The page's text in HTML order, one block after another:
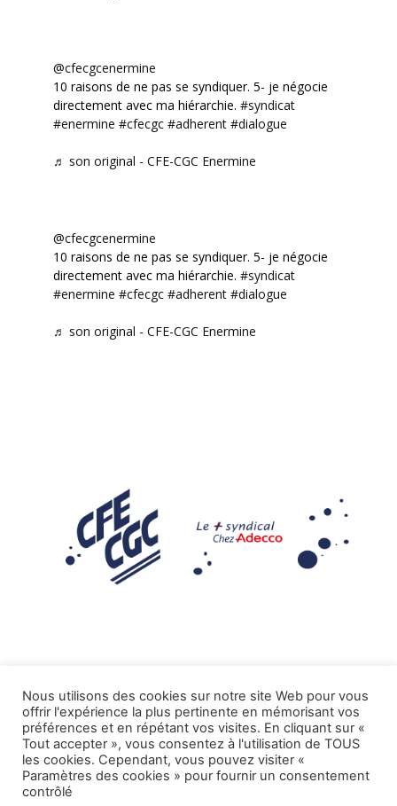
@cfecgcenermine
10 raisons de ne pas se syndiquer. 5- je négocie
directement avec ma hiérarchie. #syndicat
#enermine #cfecgc #adherent #dialogue
♬ son original - CFE-CGC Enermine
@cfecgcenermine
10 raisons de ne pas se syndiquer. 5- je négocie
directement avec ma hiérarchie. #syndicat
#enermine #cfecgc #adherent #dialogue
♬ son original - CFE-CGC Enermine
Mentions légales
Tous droits réservés CFE-CGC ADECCO.
Nous utilisons des cookies sur notre site Web pour vous
offrir l'expérience la plus pertinente en mémorisant vos
préférences et en répétant vos visites. En cliquant sur «
Tout accepter », vous consentez à l'utilisation de TOUS
les cookies. Cependant, vous pouvez visiter «
Paramètres des cookies » pour fournir un consentement
contrôlé